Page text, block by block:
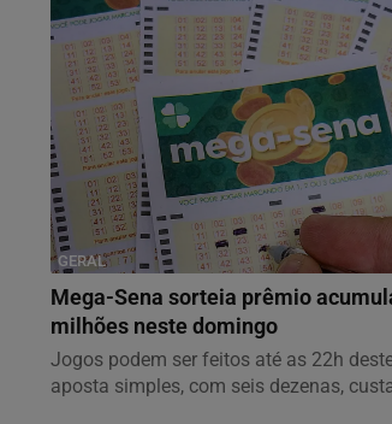
GERAL
Mega-Sena sorteia prêmio
milhões neste domingo
Jogos podem ser feitos até as 22h
aposta simples, com seis dezenas,